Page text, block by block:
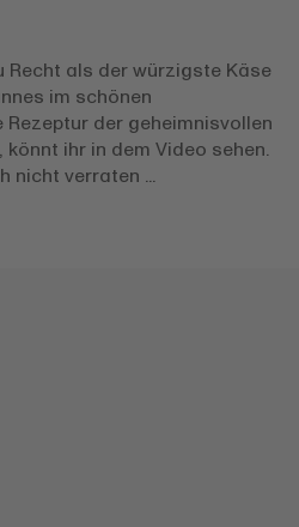
Recht als der würzigste Käse
im schönen
der geheimnisvollen
ihr in dem Video sehen.
nicht verraten ...